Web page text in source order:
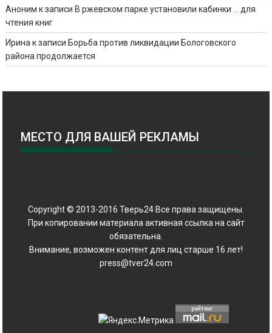
Аноним к записи В ржевском парке установили кабинки … для
чтения книг
Ирина к записи Борьба против ликвидации Бологовского
района продолжается
МЕСТО ДЛЯ ВАШЕЙ РЕКЛАМЫ
Copyright © 2013-2016 Тверь24 Все права защищены.
При копировании материала активная ссылка на сайт
обязательна.
Внимание, возможен контент для лиц старше 16 лет!
press@tver24.com